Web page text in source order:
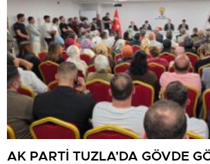
AK PARTİ TUZLA’DA GÖVDE